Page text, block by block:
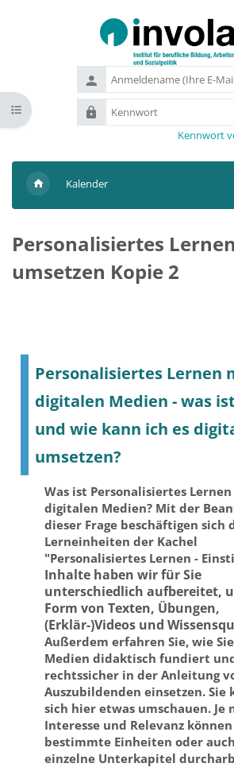
Anmeldename
(Ihre
Kennwort
Kennwort
Kalender
Kursindex öffnen
Personalisiertes
umsetzen Kopie 2
Personalisiertes Lernen
digitalen Medien - was
und wie kann ich es
umsetzen?
Was ist Personalisiertes Lernen
digitalen Medien? Mit der
dieser Frage beschäftigen sich
Lerneinheiten der Kachel
"Personalisiertes Lernen -
Inhalte haben wir für Sie
unterschiedlich aufbereitet,
Form von Texten, Übungen,
(Erklär-)Videos und
Außerdem erfahren Sie, wie
Medien didaktisch fundiert
rechtssicher in der Anleitung
Auszubildenden einsetzen. Sie
sich hier etwas umschauen. Je
Interesse und Relevanz können
bestimmte Einheiten oder
einzelne Unterkapitel